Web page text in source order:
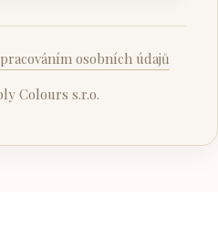
osobních údajů
Colours s.r.o.